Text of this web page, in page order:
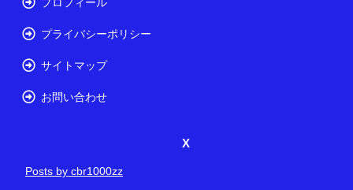
プライバシーポリシー
サイトマップ
お問い合わせ
X
Posts by cbr1000zz